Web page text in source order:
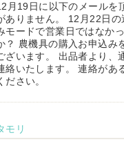
月19日に以下のメールを
ありません。 12月22日
モードで営業日ではなか
？ 農機具の購入お申込み
ざいます。 出品者より、
絡いたします。 連絡があ
ださい。
モリ